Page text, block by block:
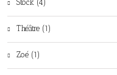
Stock (4)
Théâtre (1)
Zoé (1)